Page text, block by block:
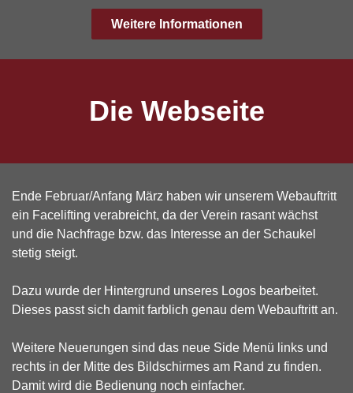
Weitere Informationen
Die Webseite
Ende Februar/Anfang März haben wir unserem Webauftritt
ein Facelifting verabreicht, da der Verein rasant wächst
und die Nachfrage bzw. das Interesse an der Schaukel
stetig steigt.
Dazu wurde der Hintergrund unseres Logos bearbeitet.
Dieses passt sich damit farblich genau dem Webauftritt an.
Weitere Neuerungen sind das neue Side Menü links und
rechts in der Mitte des Bildschirmes am Rand zu finden.
Damit wird die Bedienung noch einfacher.